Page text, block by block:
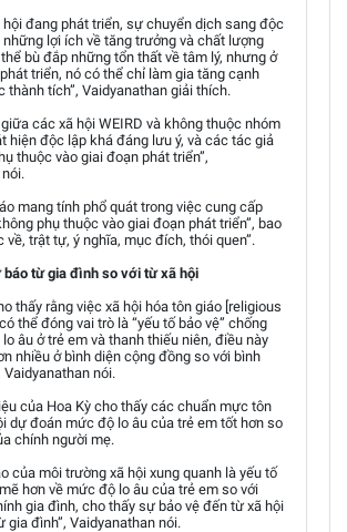
hội đang phát triển, sự chuyển dịch sang độc
lợi ích về tăng trưởng và chất lượng
bù đắp những tổn thất về tâm lý, nhưng ở
triển, nó có thể chỉ làm gia tăng cạnh
thành tích”, Vaidyanathan giải thích.
các xã hội WEIRD và không thuộc nhóm
hiện độc lập khá đáng lưu ý, và các tác giả
thuộc vào giai đoạn phát triển”,
mang tính phổ quát trong việc cung cấp
phụ thuộc vào giai đoạn phát triển”, bao
về, trật tự, ý nghĩa, mục đích, thói quen”.
báo từ gia đình so với từ xã hội
thấy rằng việc xã hội hóa tôn giáo [religious
thể đóng vai trò là “yếu tố bảo vệ” chống
âu ở trẻ em và thanh thiếu niên, điều này
nhiều ở bình diện cộng đồng so với bình
Vaidyanathan nói.
của Hoa Kỳ cho thấy các chuẩn mực tôn
dự đoán mức độ lo âu của trẻ em tốt hơn so
chính người mẹ.
của môi trường xã hội xung quanh là yếu tố
hơn về mức độ lo âu của trẻ em so với
gia đình, cho thấy sự bảo vệ đến từ xã hội
gia đình”, Vaidyanathan nói.